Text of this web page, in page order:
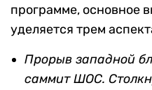
программе, основное
уделяется трем
Прорыв западной
саммит ШОС.